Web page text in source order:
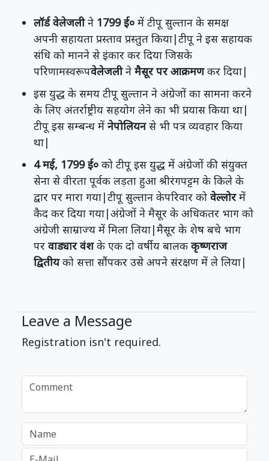
लॉर्ड वेलेजलीने 1799 ई० में टीपू सुल्तान के समक्ष
अपनी सहायता प्रस्ताव प्रस्तुत किया|टीपू ने इस सहायक
संधि को मानने से इंकार कर दिया जिसके
परिणामस्वरूपवेलेजलीने मैसूर पर आक्रमणकर दिया|
इस युद्ध के समय टीपू सुल्तान ने अंग्रेजों का सामना करने
के लिए अंतर्राष्ट्रीय सहयोग लेने का भी प्रयास किया था|
टीपू इस सम्बन्ध में नेपोलियनसे भी पत्र व्यवहार किया
था|
4 मई, 1799 ई० को टीपू इस युद्ध में अंग्रेजों की संयुक्त
सेना से वीरता पूर्वक लड़ता हुआ श्रीरंगपट्टम के किले के
द्वार पर मारा गया|टीपू सुल्तान केपरिवार को वेल्लोरमें
कैद कर दिया गया|अंग्रेजों ने मैसूर के अधिकतर भाग को
अंग्रेजी साम्राज्य में मिला लिया|मैसूर के शेष बचे भाग
पर वाड्यार वंशके एक दो वर्षीय बालक कृष्णराज
द्वितीयको सत्ता सौंपकर उसे अपने संरक्षण में ले लिया|
Leave a Message
Registration isn't required.